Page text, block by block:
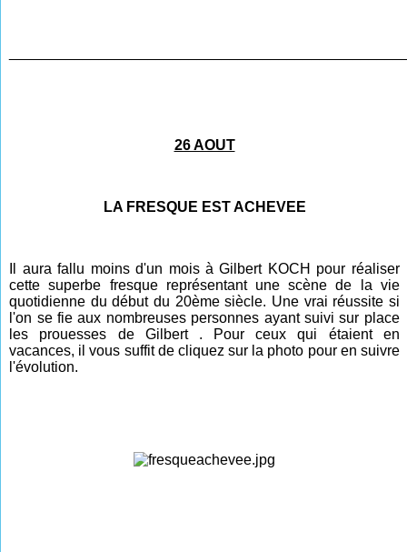
26 AOUT
LA FRESQUE EST ACHEVEE
Il aura fallu moins d'un mois à Gilbert KOCH pour réaliser
cette superbe fresque représentant une scène de la vie
quotidienne du début du 20ème siècle. Une vrai réussite si
l'on se fie aux nombreuses personnes ayant suivi sur place
les prouesses de Gilbert . Pour ceux qui étaient en
vacances, il vous suffit de cliquez sur la photo pour en suivre
l'évolution.